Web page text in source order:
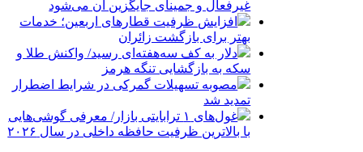
غیرفعال و جمینای جایگزین آن می‌شود
افزایش ظرفیت قطارهای اربعین؛ خدمات
بهتر برای بازگشت زائران
دلار به کف سه‌هفته‌ای رسید/ واکنش طلا و
سکه به بازگشایی تنگه هرمز
مصوبه تسهیلات گمرکی در شرایط اضطرار
تمدید شد
غول‌های ۱ ترابایتی بازار/ معرفی گوشی‌هایی
با بالاترین ظرفیت حافظه داخلی در سال ۲۰۲۶